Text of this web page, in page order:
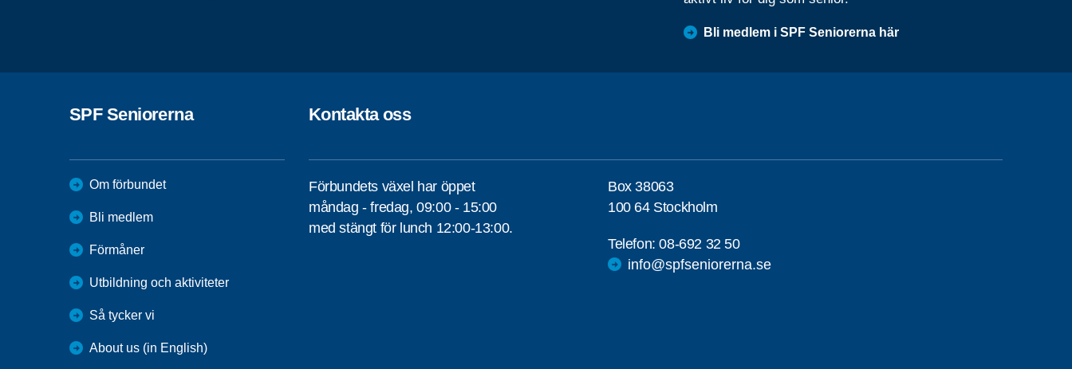
Bli medlem i SPF Seniorerna här
SPF Seniorerna
Om förbundet
Bli medlem
Förmåner
Utbildning och aktiviteter
Så tycker vi
About us (in English)
Kontakta oss
Förbundets växel har öppet
måndag - fredag, 09:00 - 15:00
med stängt för lunch 12:00-13:00.
Box 38063
100 64 Stockholm
Telefon:08-692 32 50
info@spfseniorerna.se